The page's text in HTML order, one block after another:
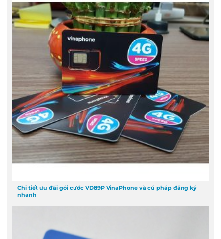
Chi tiết ưu đãi gói cước VD89P VinaPhone và cú pháp đăng ký
nhanh